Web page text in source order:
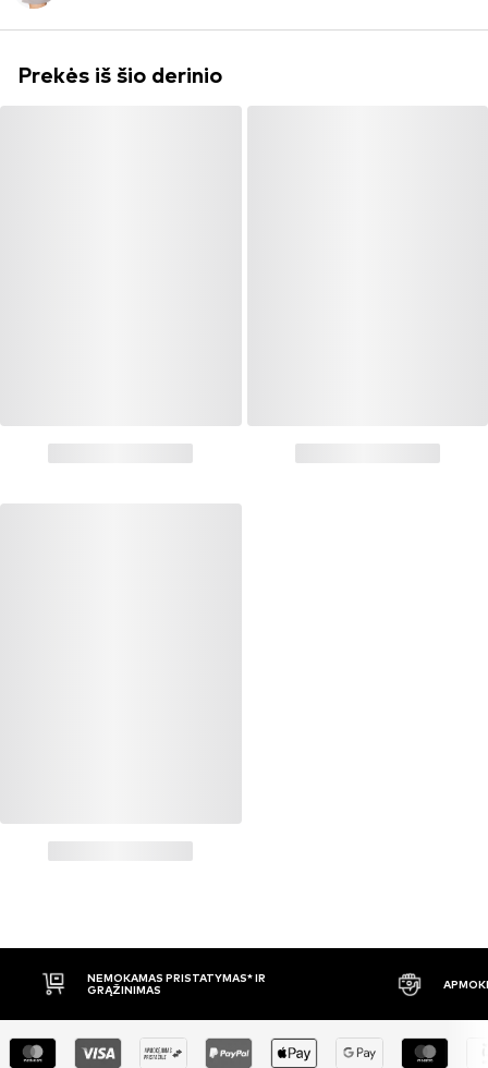
Prekės iš šio derinio
NEMOKAMAS PRISTATYMAS* IR
GRĄŽINIMAS